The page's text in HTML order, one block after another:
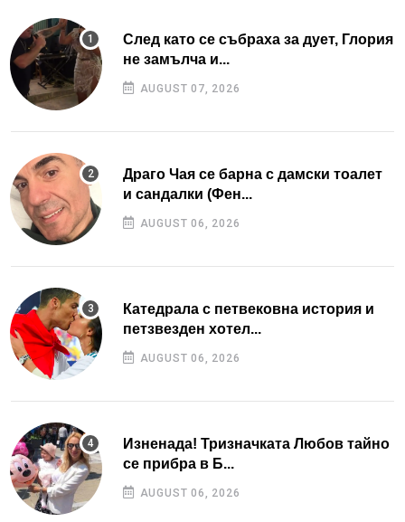
След като се събраха за дует, Глория
не замълча и...
AUGUST 07, 2026
Драго Чая се барна с дамски тоалет
и сандалки (Фен...
AUGUST 06, 2026
Катедрала с петвековна история и
петзвезден хотел...
AUGUST 06, 2026
Изненада! Тризначката Любов тайно
се прибра в Б...
AUGUST 06, 2026